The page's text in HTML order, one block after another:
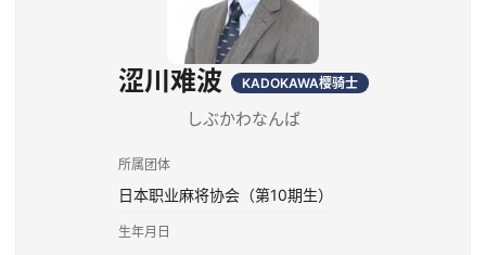
涩川难波 KADOKAWA樱骑士
しぶかわなんば
所属团体
日本职业麻将协会（第10期生）
生年月日